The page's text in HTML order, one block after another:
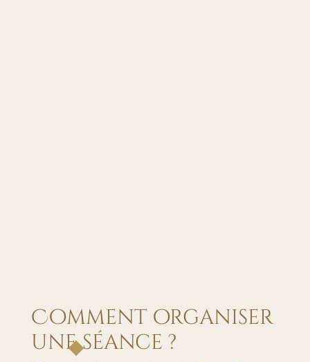
Comment organiser
une séance ?